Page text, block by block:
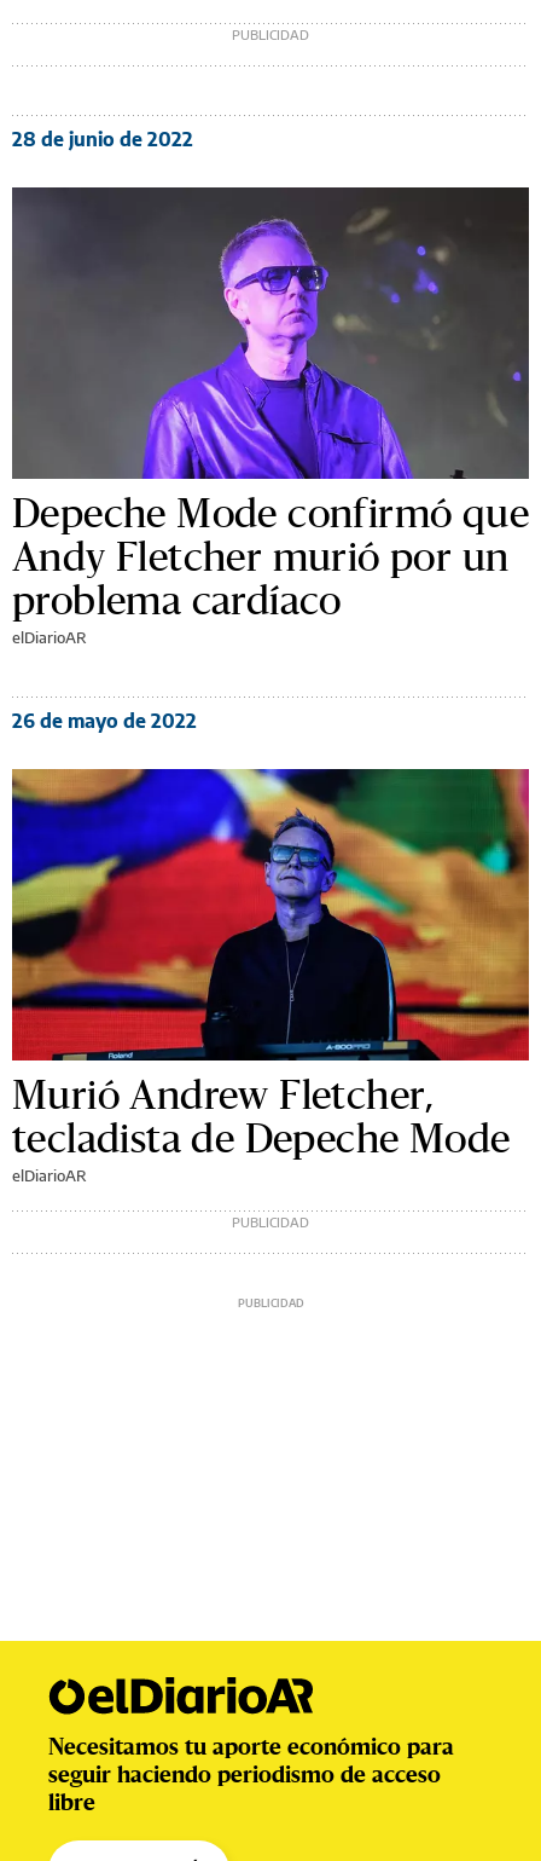
28 de junio de 2022
Depeche Mode confirmó que
Andy Fletcher murió por un
problema cardíaco
elDiarioAR
26 de mayo de 2022
Murió Andrew Fletcher,
tecladista de Depeche Mode
elDiarioAR
Necesitamos tu aporte económico para
seguir haciendo periodismo de acceso
libre